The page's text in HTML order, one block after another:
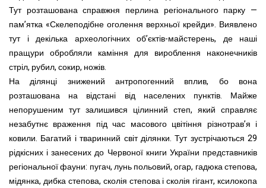
Тут розташована справжня перлина регіонального парку —
пам’ятка «Скелеподібне оголення верхньої крейди». Виявлено
тут і декілька археологічних об’єктів-майстерень, де наші
пращури обробляли каміння для вироблення наконечників
стріл, рубил, сокир, ножів.
На ділянці знижений антропогенний вплив, бо вона
розташована на відстані від населених пунктів. Майже
непорушеним тут залишився цілинний степ, який справляє
незабутнє враження під час масового цвітіння різнотрав’я і
ковили. Багатий і тваринний світ ділянки. Тут зустрічаються 29
рідкісних і занесених до Червоної книги України представників
регіональної фауни: пугач, лунь польовий, огар, гадюка степова,
мідянка, дибка степова, сколія степова і сколія гігант, ксилокопа